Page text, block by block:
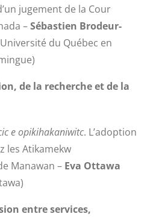
jugement de la Cour
–Sébastien Brodeur-
du Québec en
de la recherche et de la
e opikihakaniwitc. L’adoption
les Atikamekw
Manawan – Eva Ottawa
entre services,